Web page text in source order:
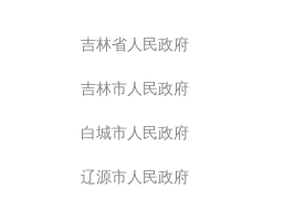
吉林省人民政府
吉林市人民政府
白城市人民政府
辽源市人民政府